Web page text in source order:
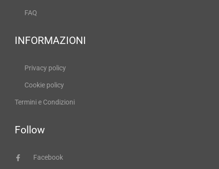
FAQ
INFORMAZIONI
Privacy policy
Cookie policy
Termini e Condizioni
Follow
Facebook